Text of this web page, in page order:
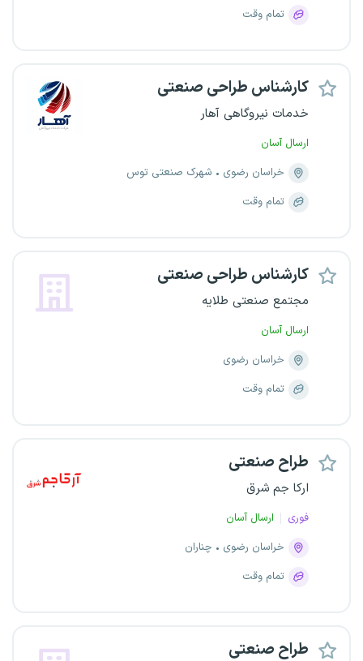
تمام وقت
کارشناس طراحی صنعتی
خدمات نیروگاهی آهار
ارسال آسان
خراسان رضوی
شهرک صنعتی توس
تمام وقت
کارشناس طراحی صنعتی
مجتمع صنعتی طلایه
ارسال آسان
خراسان رضوی
تمام وقت
طراح صنعتی
ارکا جم شرق
فوری
ارسال آسان
خراسان رضوی
چناران
تمام وقت
طراح صنعتی